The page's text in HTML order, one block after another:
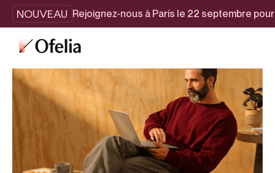
NOUVEAU Rejoignez-nous à Paris le 22 septembre